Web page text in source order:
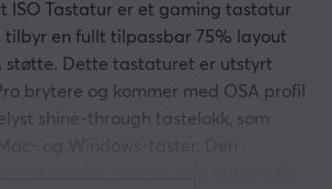
ISO Tastatur er et gaming tastatur
tilbyr en fullt tilpassbar 75% layout
støtte. Dette tastaturet er utstyrt
brytere og kommer med OSA profil
shine-through tastelokk, som